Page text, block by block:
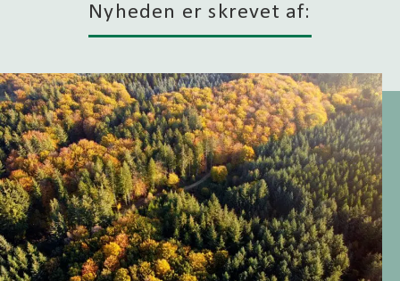
Nyheden er skrevet af: